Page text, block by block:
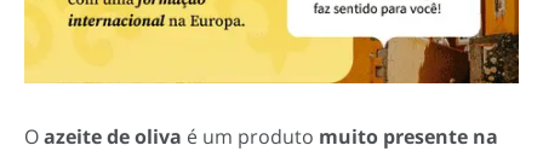
Oazeite de oliva é um produto muito presente na